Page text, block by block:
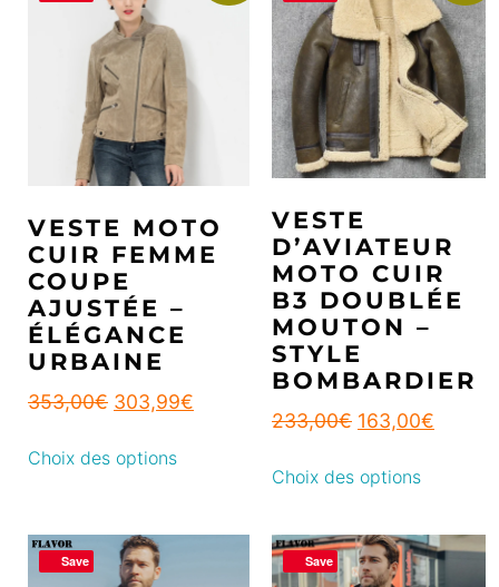
VESTE MOTO
CUIR FEMME
COUPE
AJUSTÉE –
ÉLÉGANCE
URBAINE
353,00€ 303,99€
Choix des options
VESTE
D’AVIATEUR
MOTO CUIR
B3 DOUBLÉE
MOUTON –
STYLE
BOMBARDIER
233,00€ 163,00€
Choix des options
Save Save